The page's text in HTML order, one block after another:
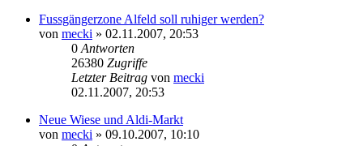
Fussgängerzone Alfeld soll ruhiger werden?
von mecki » 02.11.2007, 20:53
0 Antworten
26380 Zugriffe
Letzter Beitrag von mecki
02.11.2007, 20:53
Neue Wiese und Aldi-Markt
von mecki » 09.10.2007, 10:10